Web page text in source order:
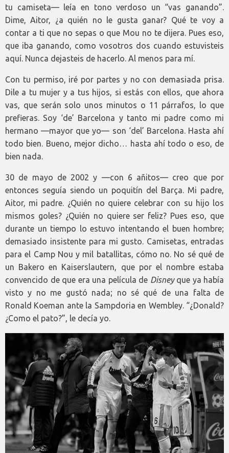
tu camiseta— leía en tono verdoso un “vas ganando”.
Dime, Aitor, ¿a quién no le gusta ganar? Qué te voy a
contar a ti que no sepas o que Mou no te dijera. Pues eso,
que iba ganando, como vosotros dos cuando estuvisteis
aquí. Nunca dejasteis de hacerlo. Al menos para mí.
Con tu permiso, iré por partes y no con demasiada prisa.
Dile a tu mujer y a tus hijos, si estás con ellos, que ahora
vas, que serán solo unos minutos o 11 párrafos, lo que
prefieras. Soy ‘de’ Barcelona y tanto mi padre como mi
hermano —mayor que yo— son ‘del’ Barcelona. Hasta ahí
todo bien. Bueno, mejor dicho… hasta ahí todo o eso, de
bien nada.
30 de mayo de 2002 y —con 6 añitos— creo que por
entonces seguía siendo un poquitín del Barça. Mi padre,
Aitor, mi padre. ¿Quién no quiere celebrar con su hijo los
mismos goles? ¿Quién no quiere ser feliz? Pues eso, que
durante un tiempo lo estuvo intentando el buen hombre;
demasiado insistente para mi gusto. Camisetas, entradas
para el Camp Nou y mil batallitas, cómo no. No sé qué de
un Bakero en Kaiserslautern, que por el nombre estaba
convencido de que era una película de Disneyque ya había
visto y no me gustó nada; no sé qué de una falta de
Ronald Koeman ante la Sampdoria en Wembley. “¿Donald?
¿Como el pato?”, le decía yo.